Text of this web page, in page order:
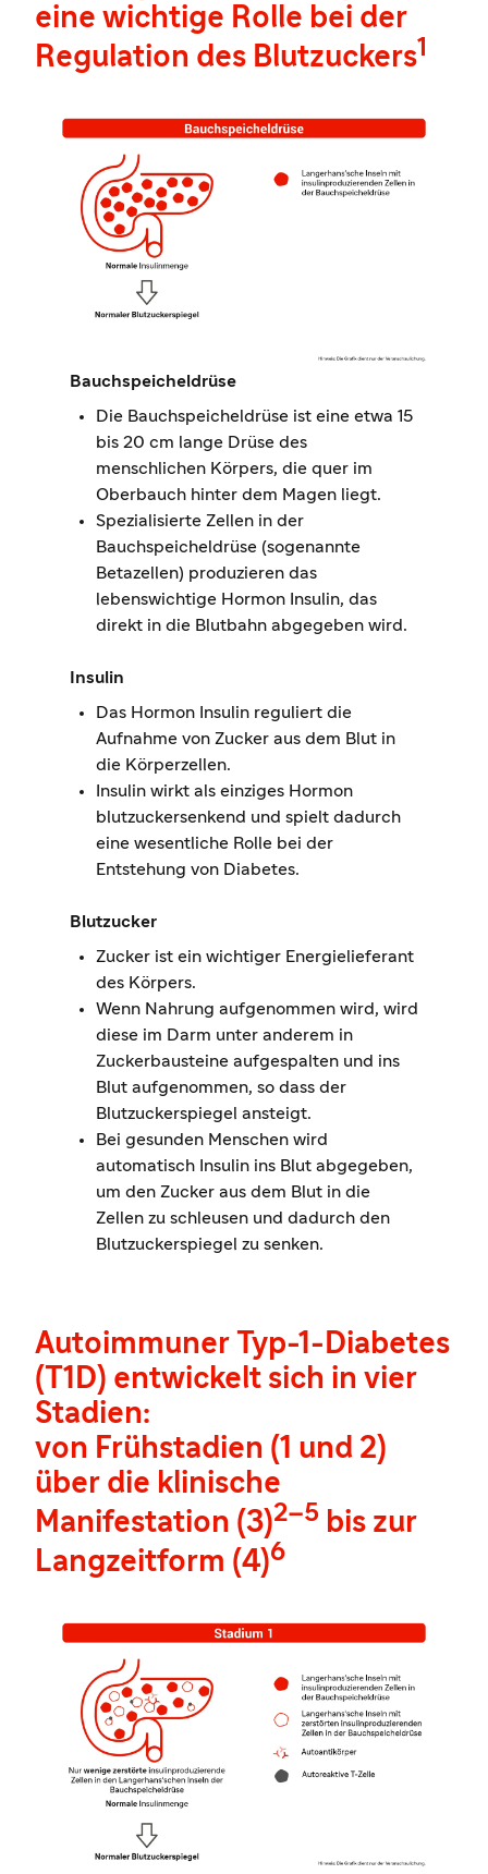
eine wichtige Rolle bei der
Regulation des Blutzuckers1
Bauchspeicheldrüse
Die Bauchspeicheldrüse ist eine etwa 15
bis 20 cm lange Drüse des
menschlichen Körpers, die quer im
Oberbauch hinter dem Magen liegt.
Spezialisierte Zellen in der
Bauchspeicheldrüse (sogenannte
Betazellen) produzieren das
lebenswichtige Hormon Insulin, das
direkt in die Blutbahn abgegeben wird.
Insulin
Das Hormon Insulin reguliert die
Aufnahme von Zucker aus dem Blut in
die Körperzellen.
Insulin wirkt als einziges Hormon
blutzuckersenkend und spielt dadurch
eine wesentliche Rolle bei der
Entstehung von Diabetes.
Blutzucker
Zucker ist ein wichtiger Energielieferant
des Körpers.
Wenn Nahrung aufgenommen wird, wird
diese im Darm unter anderem in
Zuckerbausteine aufgespalten und ins
Blut aufgenommen, so dass der
Blutzuckerspiegel ansteigt.
Bei gesunden Menschen wird
automatisch Insulin ins Blut abgegeben,
um den Zucker aus dem Blut in die
Zellen zu schleusen und dadurch den
Blutzuckerspiegel zu senken.
Autoimmuner Typ-1-Diabetes
(T1D) entwickelt sich in vier
Stadien:
von Frühstadien (1 und 2)
über die klinische
Manifestation (3)2–5 bis zur
Langzeitform (4)6